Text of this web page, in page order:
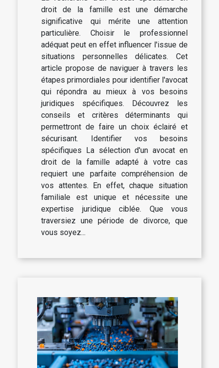
droit de la famille est une démarche
significative qui mérite une attention
particulière. Choisir le professionnel
adéquat peut en effet influencer l'issue de
situations personnelles délicates. Cet
article propose de naviguer à travers les
étapes primordiales pour identifier l'avocat
qui répondra au mieux à vos besoins
juridiques spécifiques. Découvrez les
conseils et critères déterminants qui
permettront de faire un choix éclairé et
sécurisant. Identifier vos besoins
spécifiques La sélection d'un avocat en
droit de la famille adapté à votre cas
requiert une parfaite compréhension de
vos attentes. En effet, chaque situation
familiale est unique et nécessite une
expertise juridique ciblée. Que vous
traversiez une période de divorce, que
vous soyez...